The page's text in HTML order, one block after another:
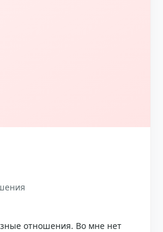
отношения. Во мне нет